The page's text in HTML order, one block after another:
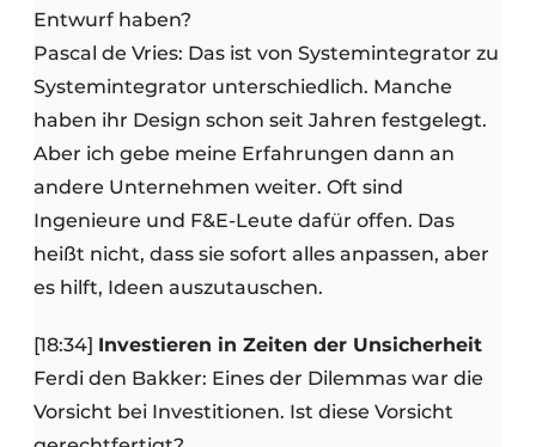
Entwurf haben?
Pascal de Vries: Das ist von Systemintegrator zu
Systemintegrator unterschiedlich. Manche
haben ihr Design schon seit Jahren festgelegt.
Aber ich gebe meine Erfahrungen dann an
andere Unternehmen weiter. Oft sind
Ingenieure und F&E-Leute dafür offen. Das
heißt nicht, dass sie sofort alles anpassen, aber
es hilft, Ideen auszutauschen.
[18:34] Investieren in Zeiten der Unsicherheit
Ferdi den Bakker: Eines der Dilemmas war die
Vorsicht bei Investitionen. Ist diese Vorsicht